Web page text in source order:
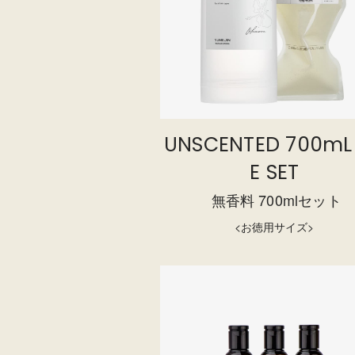
UNSCENTED 700mL
E SET
無香料 700mlセット
<お徳用サイズ>